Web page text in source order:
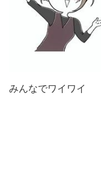
みんなでワイワイ